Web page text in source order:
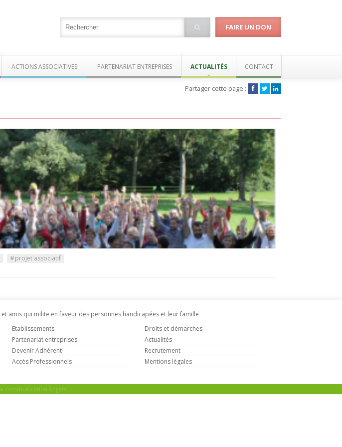
FAIRE UN DON
ACTIONS ASSOCIATIVES PARTENARIAT ENTREPRISES ACTUALITÉS CONTACT
Partager cette page :
#projet associatif
amis qui milite en faveur des personnes handicapées et leur famille
Etablissements
Droits et démarches
Partenariat entreprises
Actualités
Devenir Adhérent
Recrutement
Accès Professionnels Mentions légales
communication Angers